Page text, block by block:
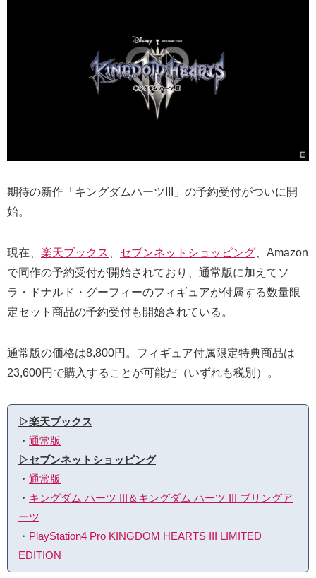
期待の新作「キングダムハーツIII」の予約受付がついに開
始。
現在、 楽天ブックス セブンネットショッピング 、Amazon
で同作の予約受付が開始されており、通常版に加えてソ
ラ・ドナルド・グーフィーのフィギュアが付属する数量限
定セット商品の予約受付も開始されている。
通常版の価格は8,800円。フィギュア付属限定特典商品は
23,600円で購入することが可能だ（いずれも税別）。
▷楽天ブックス
・ 通常版
▷セブンネットショッピング
・ 通常版
・ キングダム ハーツ III＆キングダム ハーツ III ブリングア
ーツ
・ PlayStation4 Pro KINGDOM HEARTS III LIMITED
EDITION